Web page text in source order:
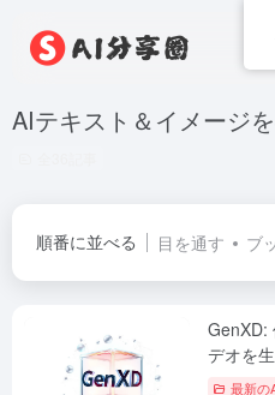
AIテキスト＆イメージ
順番に並べる 目を通す ブ
GenXD:
デオを
レーム
最新の